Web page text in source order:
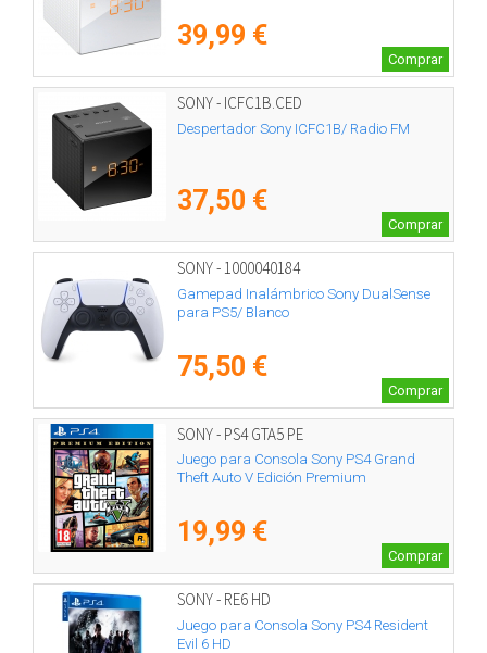
39,99 €
Comprar
SONY - ICFC1B.CED
Despertador Sony ICFC1B/ Radio FM
37,50 €
Comprar
SONY - 1000040184
Gamepad Inalámbrico Sony DualSense
para PS5/ Blanco
75,50 €
Comprar
SONY - PS4 GTA5 PE
Juego para Consola Sony PS4 Grand
Theft Auto V Edición Premium
19,99 €
Comprar
SONY - RE6 HD
Juego para Consola Sony PS4 Resident
Evil 6 HD